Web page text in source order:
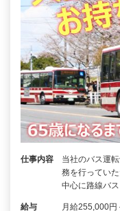
仕事内容
当社のバス運
務を行ってい
中心に路線バ
給与 月給255,000円